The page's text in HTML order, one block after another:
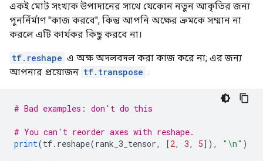
একই মোট সংখ্যক উপাদানের সাথে যেকোন নতুন আকৃতির জন্য
পুনর্নির্মাণ "কাজ করবে", কিন্তু আপনি অক্ষের ক্রমকে সম্মান না
করলে এটি কার্যকর কিছু করবে না।
tf.reshape এ অক্ষ অদলবদল করা কাজ করে না; এর জন্য
আপনার প্রয়োজন tf.transpose .
# Bad examples: don't do this
# You can't reorder axes with reshape.
print(tf. reshape(rank_3_tensor, [2, 3, 5]), "\n" )